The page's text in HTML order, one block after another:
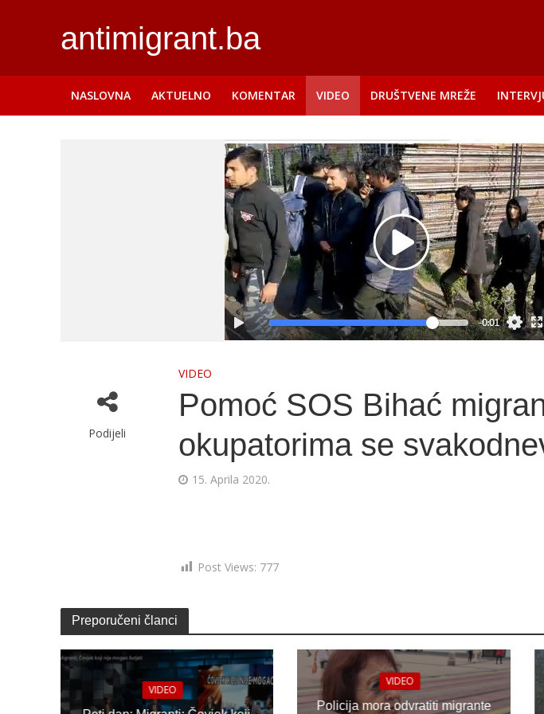
antimigrant.ba
NASLOVNA AKTUELNO KOMENTAR VIDEO DRUŠTVENE MREŽE
Podijeli
VIDEO
Pomoć SOS Bihać
okupatorima se
15. Aprila 2020.
Post Views: 777
Preporučeni članci
VIDEO
VIDEO
Policija mora odvratiti migrante